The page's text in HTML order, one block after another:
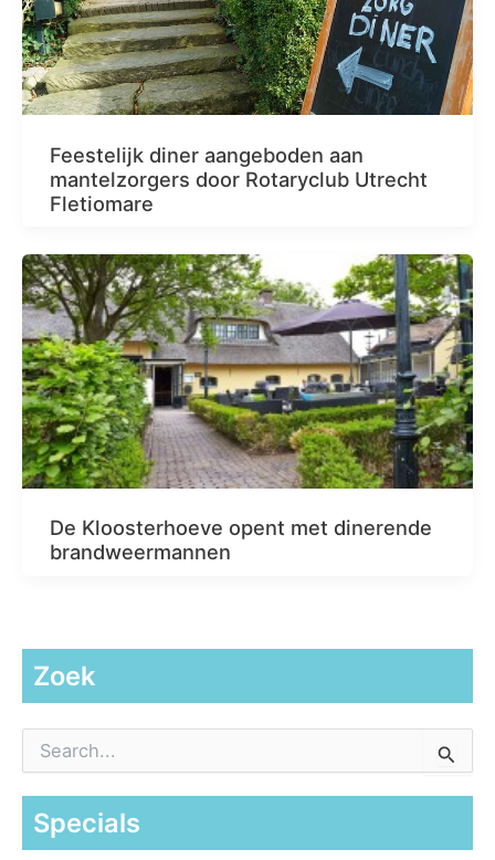
Feestelijk diner aangeboden aan
mantelzorgers door Rotaryclub Utrecht
Fletiomare
De Kloosterhoeve opent met dinerende
brandweermannen
Zoek
a
Specials